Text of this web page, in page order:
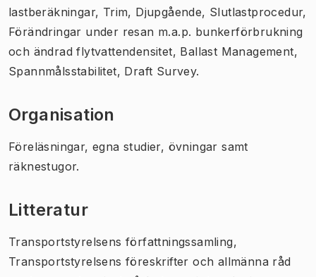
lastberäkningar, Trim, Djupgående, Slutlastprocedur,
Förändringar under resan m.a.p. bunkerförbrukning
och ändrad flytvattendensitet, Ballast Management,
Spannmålsstabilitet, Draft Survey.
Organisation
Föreläsningar, egna studier, övningar samt
räknestugor.
Litteratur
Transportstyrelsens författningssamling,
Transportstyrelsens föreskrifter och allmänna råd